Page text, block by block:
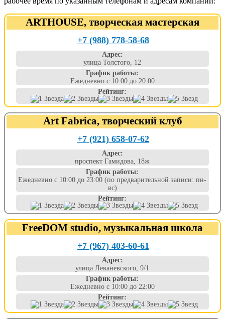
ARTHOUSE, творческая мастерская
+7 (988) 778-58-68
Адрес:
улица Толстого, 12
График работы:
Ежедневно с 10:00 до 20:00
Рейтинг:
Art Fabrica, творческий клуб
+7 (921) 658-07-62
Адрес:
проспект Гамидова, 18ж
График работы:
Ежедневно с 10:00 до 23:00 (по предварительной записи: пн-
вс)
Рейтинг:
FreeDOM studio, музыкальная школа
+7 (967) 403-60-61
Адрес:
улица Леваневского, 9/1
График работы:
Ежедневно с 10:00 до 22:00
Рейтинг: